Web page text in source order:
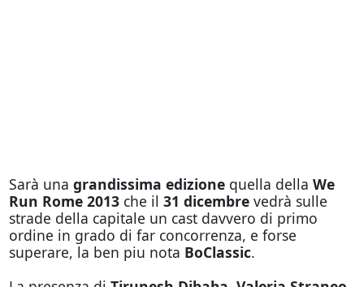
Sarà una grandissima edizione quella della We
Run Rome 2013che il 31 dicembre vedrà sulle
strade della capitale un cast davvero di primo
ordine in grado di far concorrenza, e forse
superare, la ben piu nota BoClassic.